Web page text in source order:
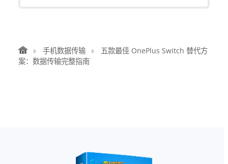
手机数据传输
五款最佳 OnePlus Switch 替代方
案：数据传输完整指南